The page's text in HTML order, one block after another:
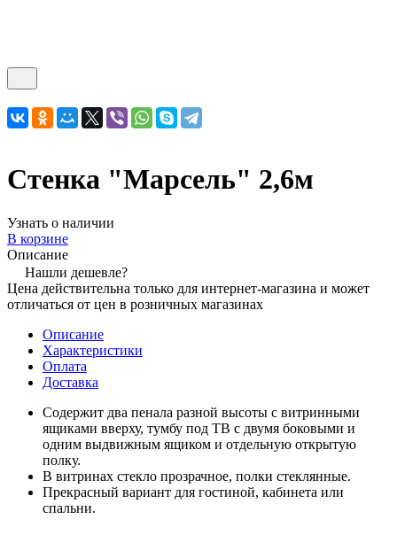
Стенка "Марсель" 2,6м
Узнать о наличии
В корзине
Описание
Нашли дешевле?
Цена действительна только для интернет-магазина и может
отличаться от цен в розничных магазинах
Описание
Характеристики
Оплата
Доставка
Содержит два пенала разной высоты с витринными
ящиками вверху, тумбу под ТВ с двумя боковыми и
одним выдвижным ящиком и отдельную открытую
полку.
В витринах стекло прозрачное, полки стеклянные.
Прекрасный вариант для гостиной, кабинета или
спальни.